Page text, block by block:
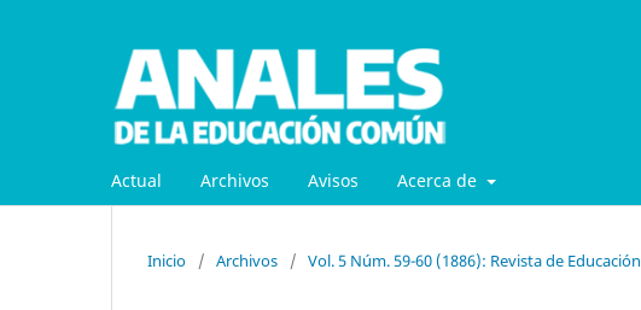
Actual Archivos Avisos Acerca de
Inicio / Archivos / Vol. 5 Núm. 59-60 (1886): Revista de Educación